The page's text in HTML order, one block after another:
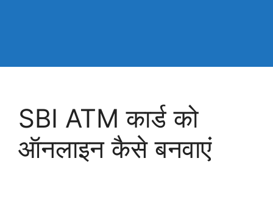
SBI ATM कार्ड को
ऑनलाइन कैसे बनवाएं